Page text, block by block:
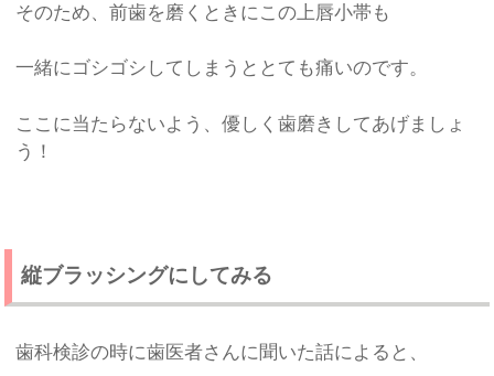
そのため、前歯を磨くときにこの上唇小帯も
一緒にゴシゴシしてしまうととても痛いのです。
ここに当たらないよう、優しく歯磨きしてあげましょ
う！
縦ブラッシングにしてみる
歯科検診の時に歯医者さんに聞いた話によると、